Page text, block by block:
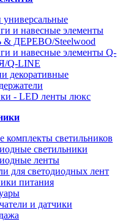
и навесные элементы
ДЕРЕВО/Steelwood
и навесные элементы Q-
Q-LINE
декоративные
комплекты светильников
светильники
ленты
для светодиодных лент
питания
и датчики